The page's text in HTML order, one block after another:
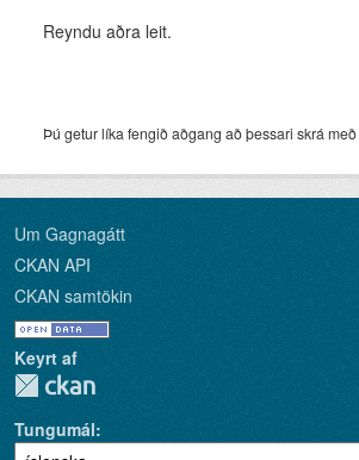
Reyndu aðra leit.
Þú getur líka fengið aðgang að þessari skrá með
Um Gagnagátt
CKAN API
CKAN samtökin
Keyrt af
Tungumál